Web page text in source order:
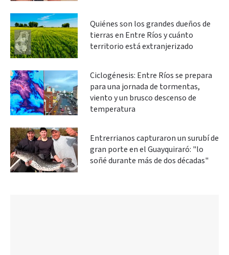
Quiénes son los grandes dueños de
tierras en Entre Ríos y cuánto
territorio está extranjerizado
Ciclogénesis: Entre Ríos se prepara
para una jornada de tormentas,
viento y un brusco descenso de
temperatura
Entrerrianos capturaron un surubí de
gran porte en el Guayquiraró: "lo
soñé durante más de dos décadas"